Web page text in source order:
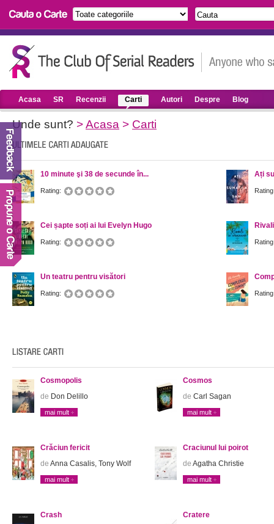
Acasa SR Recenzii Carti Autori Despre Blog
Unde sunt? >Acasa > Carti
10 minute şi 38 de secunde în...
Rating:
Cei șapte soți ai lui Evelyn Hugo
Rating:
Un teatru pentru visători
Rating:
Ați
Cosmopolis
de Don Delillo
mai mult
Cosmos
de Carl Sagan
mai mult
Crăciun fericit
de Anna Casalis, Tony Wolf
mai mult
Craciunul lui poirot
de Agatha Christie
mai mult
Crash
Cratere